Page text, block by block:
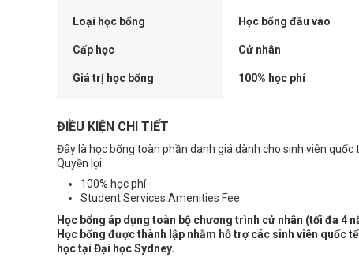
Loại học bổng Học bổng đầu vào
Cấp học Cử nhân
Giá trị học bổng 100% học phí
ĐIỀU KIỆN CHI TIẾT
Đây là học bổng toàn phần danh giá dành cho sinh viên quốc
Quyền lợi:
100% học phí
Student Services Amenities Fee
Học bổng áp dụng toàn bộ chương trình cử nhân (tối đa 4
Học bổng được thành lập nhằm hỗ trợ các sinh viên quốc
học tại Đại học Sydney.